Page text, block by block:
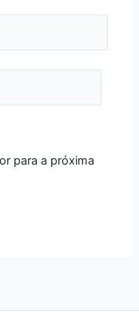
para a próxima